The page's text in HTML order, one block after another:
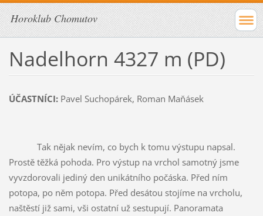
Horoklub Chomutov
Nadelhorn 4327 m (PD)
ÚČASTNÍCI: Pavel Suchopárek, Roman Maňásek
Tak nějak nevím, co bych k tomu výstupu napsal.
Prostě těžká pohoda. Pro výstup na vrchol samotný jsme
vyvzdorovali jediný den unikátního počáska. Před ním
potopa, po něm potopa. Před desátou stojíme na vrcholu,
naštěstí již sami, vši ostatní už sestupují. Panoramata